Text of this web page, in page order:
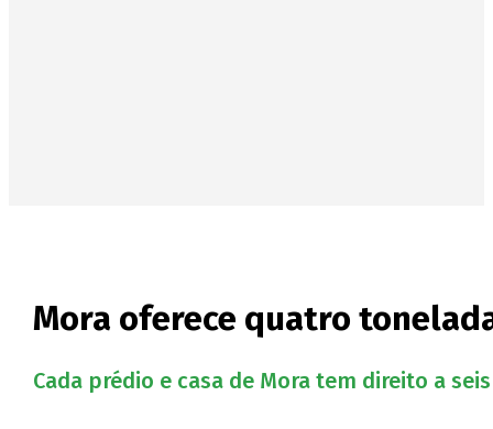
Mora oferece quatro
Cada prédio e casa de Mora tem direito a